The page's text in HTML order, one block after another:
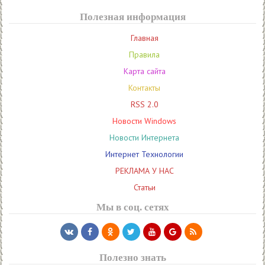
Полезная информация
Главная
Правила
Карта сайта
Контакты
RSS 2.0
Новости Windows
Новости Интернета
Интернет Технологии
РЕКЛАМА У НАС
Статьи
Мы в соц. сетях
Полезно знать